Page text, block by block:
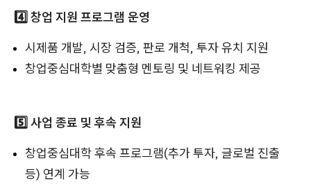
4️⃣ 창업 지원 프로그램 운영
시제품 개발, 시장 검증, 판로 개척, 투자 유치 지원
창업중심대학별 맞춤형 멘토링 및 네트워킹 제공
5️⃣ 사업 종료 및 후속 지원
창업중심대학 후속 프로그램(추가 투자, 글로벌 진출
등) 연계 가능